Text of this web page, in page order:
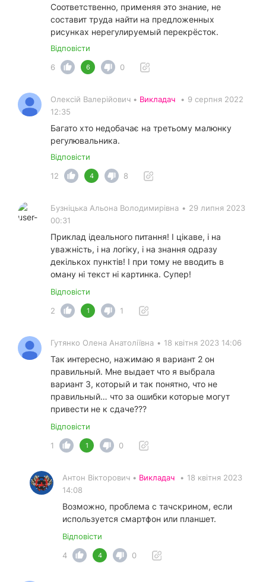
Соответственно, применяя это знание, не
составит труда найти на предложенных
рисунках нерегулируемый перекрёсток.
Відповісти
6
6 0
Олексій Валерійович • Викладач • 9 серпня 2022
12:35
Багато хто недобачає на третьому малюнку
регулювальника.
Відповісти
12
4 8
Бузніцька Альона Володимирівна • 29 липня 2023
00:31
Приклад ідеального питання! І цікаве, і на
уважність, і на логіку, і на знання одразу
декількох пунктів! І при тому не вводить в
оману ні текст ні картинка. Супер!
Відповісти
2
1 1
Гутянко Олена Анатоліївна • 18 квітня 2023 14:06
Так интересно, нажимаю я вариант 2 он
правильный. Мне выдает что я выбрала
вариант 3, который и так понятно, что не
правильный… что за ошибки которые могут
привести не к сдаче???
Відповісти
1
1 0
Антон Вікторович • Викладач • 18 квітня 2023
14:08
Возможно, проблема с тачскрином, если
используется смартфон или планшет.
Відповісти
4
4 0